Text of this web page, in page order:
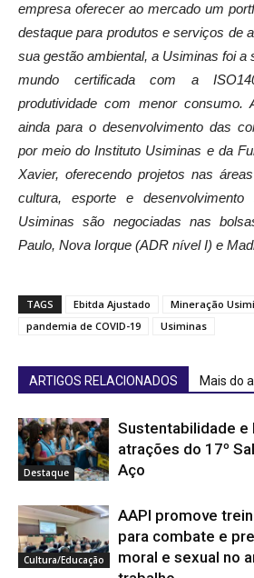
empresa oferecer ao mercado um
destaque para produtos e serviços de
sua gestão ambiental, a Usiminas foi a
mundo certificada com a
produtividade com menor consumo.
ainda para o desenvolvimento das
por meio do Instituto Usiminas e da
Xavier, oferecendo projetos nas
cultura, esporte e
Usiminas são negociadas nas
Paulo, Nova Iorque (ADR nível I) e
TAGS Ebitda Ajustado
Mineração
pandemia de COVID-19
Usiminas
ARTIGOS RELACIONADOS Mais do
Destaque
Sustentabilidade e
atrações do 17º
Aço
Cultura/Educação
AAPI promove
para combate e
moral e sexual no